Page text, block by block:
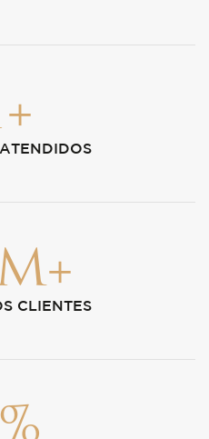
+
CLIENTES